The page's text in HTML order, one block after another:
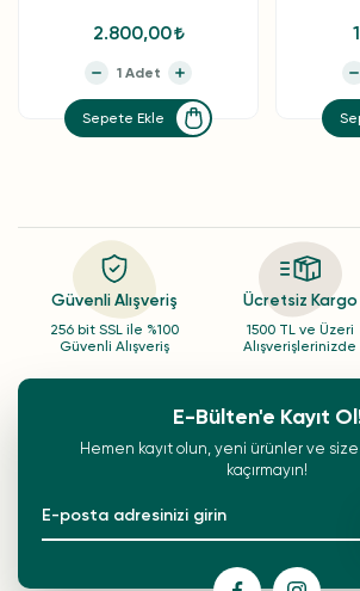
2.800,00
Sepete Ekle
Güvenli Alışveriş
256 bit SSL ile %100
Güvenli Alışveriş
Ücretsiz Kargo
1500 TL ve Üzeri
Alışverişlerinizde
E-Bülten'e Kayıt
Hemen kayıt olun, yeni ürünler ve size
kaçırmayın!